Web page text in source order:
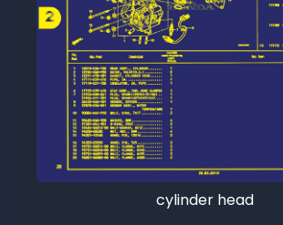
cylinder head